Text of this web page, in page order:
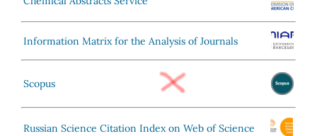
Information Matrix for the Analysis of Journals
Scopus
Russian Science Citation Index on Web of Science